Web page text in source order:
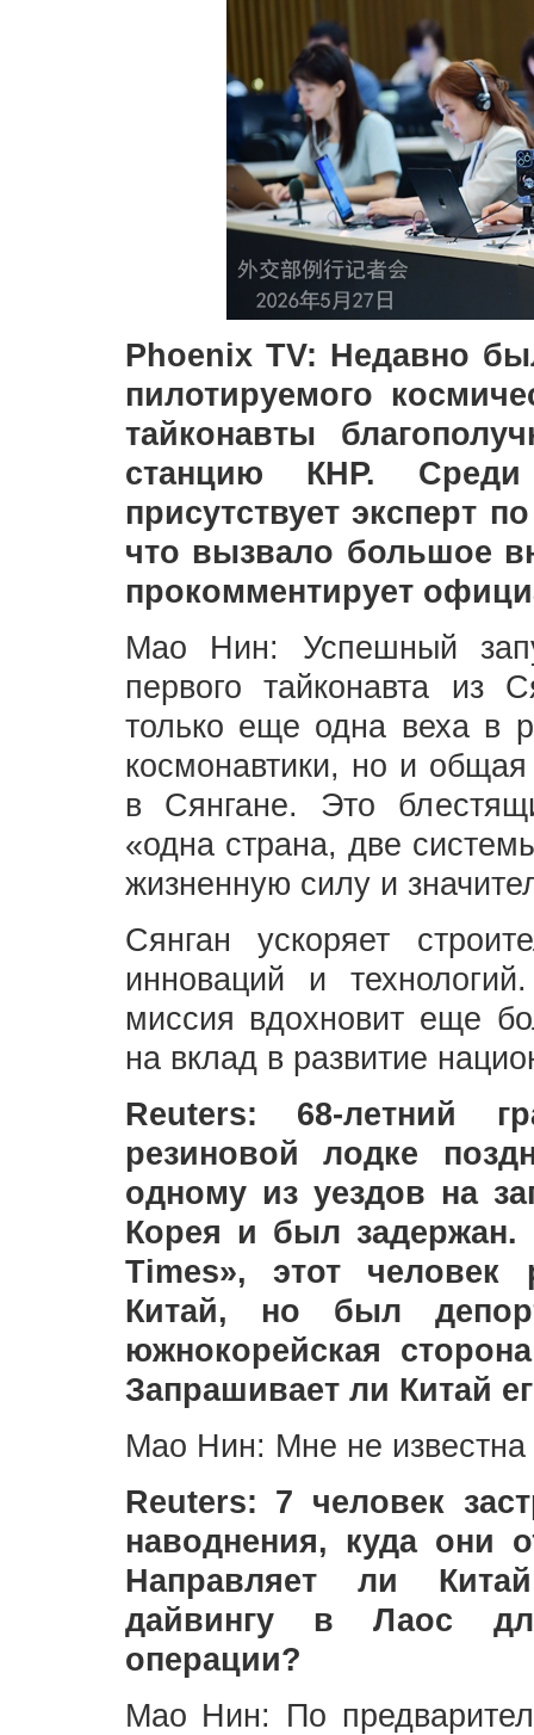
Phoenix TV: Недавно
пилотируемого
тайконавты
станцию КНР.
присутствует эксперт
что вызвало большое
прокомментирует
Мао Нин: Успешный
первого тайконавта из
только еще одна веха в
космонавтики, но и общая
в Сянгане. Это
«одна страна, две
жизненную силу и
Сянган ускоряет
инноваций и
миссия вдохновит еще
на вклад в развитие
Reuters: 68-летний
резиновой лодке
одному из уездов на
Корея и был
Times», этот человек
Китай, но был
южнокорейская
Запрашивает ли Китай
Мао Нин: Мне не известна
Reuters: 7 человек
наводнения, куда они
Направляет ли
дайвингу в Лаос
операции?
Мао Нин: По